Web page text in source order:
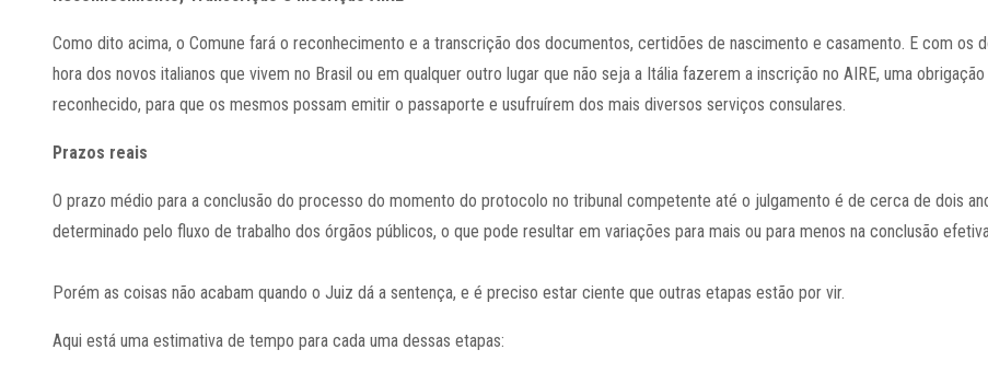
Como dito acima, o Comune fará o reconhecimento e a transcrição dos documentos, certidões de nascimento e casamento. E com os
hora dos novos italianos que vivem no Brasil ou em qualquer outro lugar que não seja a Itália fazerem a inscrição no AIRE, uma
reconhecido, para que os mesmos possam emitir o passaporte e usufruírem dos mais diversos serviços consulares.
Prazos reais
O prazo médio para a conclusão do processo do momento do protocolo no tribunal competente até o julgamento é de cerca de dois
determinado pelo fluxo de trabalho dos órgãos públicos, o que pode resultar em variações para mais ou para menos na conclusão
Porém as coisas não acabam quando o Juiz dá a sentença, e é preciso estar ciente que outras etapas estão por vir.
Aqui está uma estimativa de tempo para cada uma dessas etapas: